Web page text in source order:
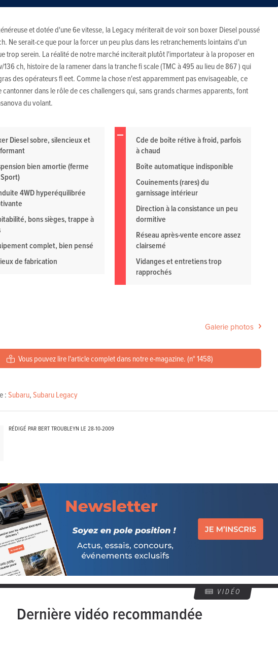
et dotée d'une 6e vitesse, la Legacy mériterait de voir son boxer Diesel poussé
Ne serait-ce que pour la forcer un peu plus dans les retranchements lointains d'un
trop serein. La réalité de notre marché inciterait plutôt l'importateur à la proposer en
ch, histoire de la ramener dans la tranche fi scale (TMC à 495 au lieu de 867 ) qui
des opérateurs fl eet. Comme la chose n'est apparemment pas envisageable, ce
cantonner dans le rôle de ces challengers qui, sans grands charmes apparents, font
du volant.
Diesel sobre, silencieux et
bien amortie (ferme
4WD hyperéquilibrée
bons sièges, trappe à
complet, bien pensé
de fabrication
Cde de boîte rétive à froid, parfois
à chaud
Boîte automatique indisponible
Couinements (rares) du
garnissage intérieur
Direction à la consistance un peu
dormitive
Réseau après-vente encore assez
clairsemé
Vidanges et entretiens trop
rapprochés
Galerie photos
Vous pouvez lire l'article complet dans notre e-magazine. (n° 1458)
:Subaru,Subaru Legacy
RÉDIGÉ PAR BERT TROUBLEYN LE 28-10-2009
VIDÉO
Dernière vidéo recommandée